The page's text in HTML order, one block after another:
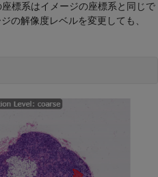
標系はイメージの座標系と同じで
の解像度レベルを変更しても、